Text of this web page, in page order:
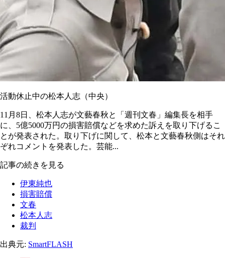
活動休止中の松本人志（中央）
11月8日、松本人志が文藝春秋と「週刊文春」編集長を相手
に、5億5000万円の損害賠償などを求めた訴えを取り下げるこ
とが発表された。取り下げに関して、松本と文藝春秋側はそれ
ぞれコメントを発表した。芸能...
記事の続きを見る
伊東純也
損害賠償
文春
松本人志
裁判
出典元: SmartFLASH